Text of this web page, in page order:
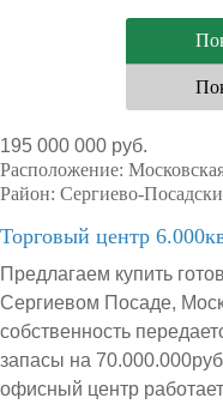
195 000 000 руб.
Расположение:
Район: Сергиево-
Торговый центр
Предлагаем купить
Сергиевом Посаде,
собственность
запасы на
офисный центр